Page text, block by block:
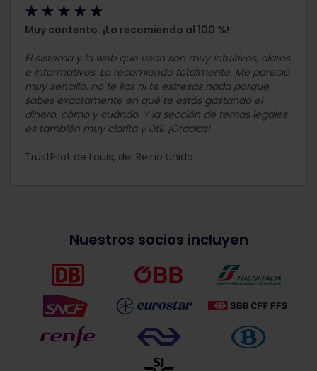
★ ★ ★ ★ ★
Muy contento. ¡Lo recomiendo al 100 %!
El sistema y la web que usan son muy intuitivos, claros
e informativos. Lo recomiendo totalmente. Me pareció
muy sencillo, no te lías ni te estresas nada porque
sabes exactamente en qué te estás gastando el
dinero, cómo y cuándo. Y la sección de temas legales
es también muy clarita y útil. ¡Gracias!
TrustPilot de Louis, del Reino Unido
Nuestros socios incluyen